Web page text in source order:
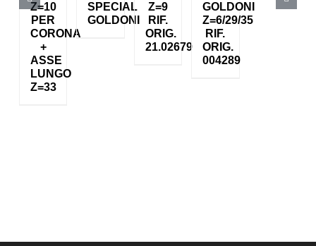
Z=10
PER
CORONA
+
ASSE
LUNGO
Z=33
SPECIAL
GOLDONI
Z=9
RIF.
ORIG.
21.02679
GOLDONI
Z=6/29/35
RIF.
ORIG.
004289